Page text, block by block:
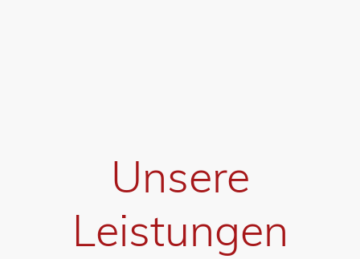
Unsere
Leistungen